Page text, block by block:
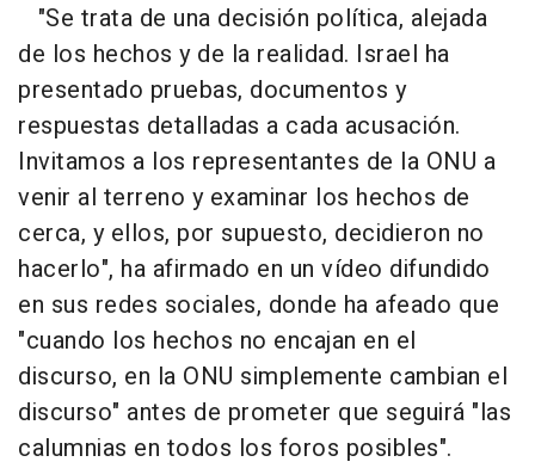
"Se trata de una decisión política, alejada
de los hechos y de la realidad. Israel ha
presentado pruebas, documentos y
respuestas detalladas a cada acusación.
Invitamos a los representantes de la ONU a
venir al terreno y examinar los hechos de
cerca, y ellos, por supuesto, decidieron no
hacerlo", ha afirmado en un vídeo difundido
en sus redes sociales, donde ha afeado que
"cuando los hechos no encajan en el
discurso, en la ONU simplemente cambian el
discurso" antes de prometer que seguirá "las
calumnias en todos los foros posibles".